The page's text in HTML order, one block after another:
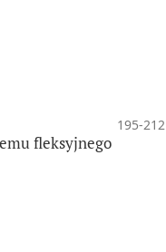
195-212
fleksyjnego